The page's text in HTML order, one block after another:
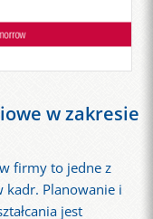
w zakresie
firmy to jedne z
kadr. Planowanie i
jest